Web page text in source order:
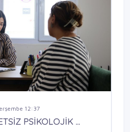
12:37
PSİKOLOJİK ...